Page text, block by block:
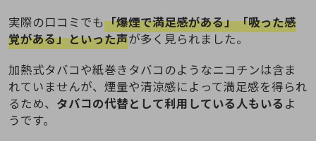
実際の口コミでも「爆煙で満足感がある」「吸った感
覚がある」といった声が多く見られました。
加熱式タバコや紙巻きタバコのようなニコチンは含ま
れていませんが、煙量や清涼感によって満足感を得られ
るため、 タバコの代替として利用している人もいる よ
うです。